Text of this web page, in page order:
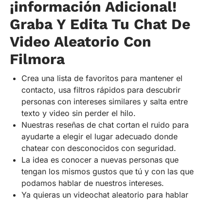
¡información Adicional!
Graba Y Edita Tu Chat De
Video Aleatorio Con
Filmora
Crea una lista de favoritos para mantener el
contacto, usa filtros rápidos para descubrir
personas con intereses similares y salta entre
texto y video sin perder el hilo.
Nuestras reseñas de chat cortan el ruido para
ayudarte a elegir el lugar adecuado donde
chatear con desconocidos con seguridad.
La idea es conocer a nuevas personas que
tengan los mismos gustos que tú y con las que
podamos hablar de nuestros intereses.
Ya quieras un videochat aleatorio para hablar